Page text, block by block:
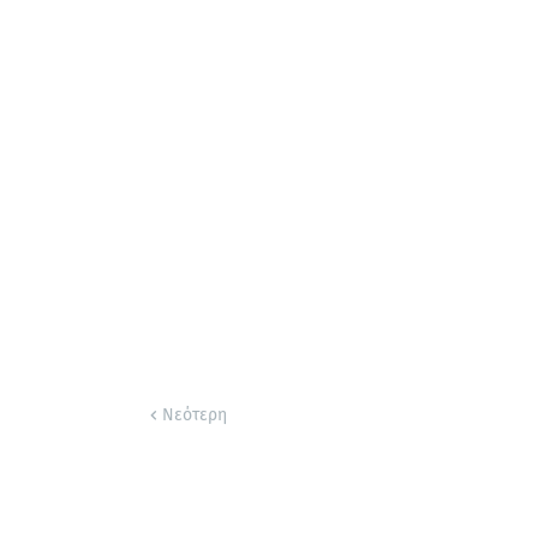
Νεότερη